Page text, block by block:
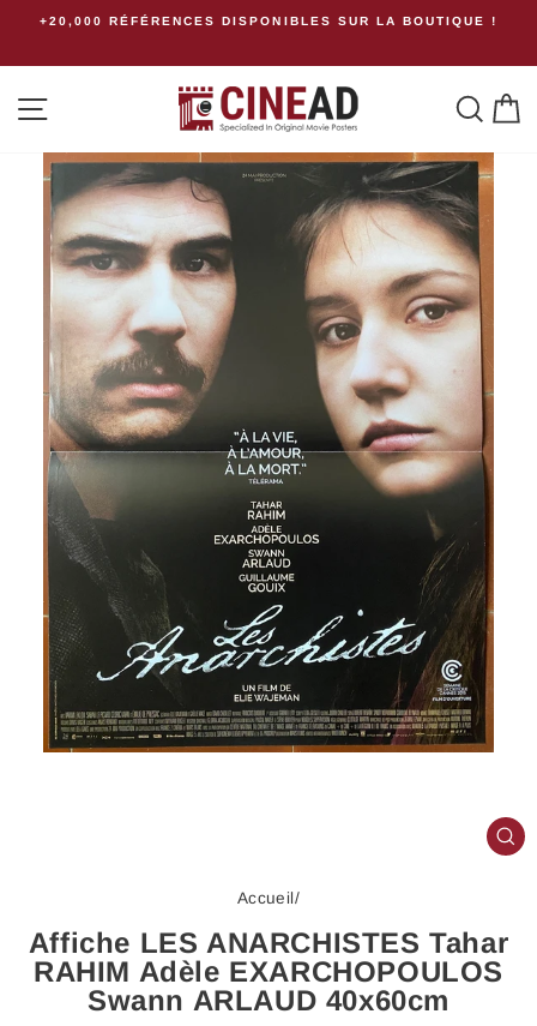
Passer
+20,000 RÉFÉRENCES DISPONIBLES SUR LA BOUTIQUE !
Accueil/
Affiche LES ANARCHISTES Tahar
RAHIM Adèle EXARCHOPOULOS
Swann ARLAUD 40x60cm